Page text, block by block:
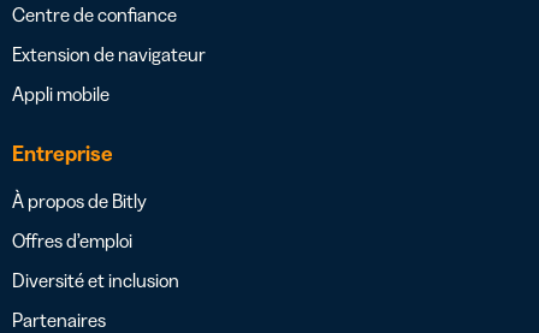
Centre de confiance
Extension de navigateur
Appli mobile
Entreprise
À propos de Bitly
Offres d’emploi
Diversité et inclusion
Partenaires